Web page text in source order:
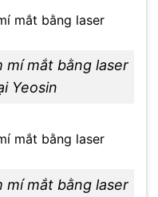
mí mắt bằng laser
Yeosin
mí mắt bằng laser